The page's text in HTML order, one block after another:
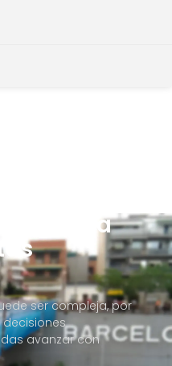
ser compleja, por
avanzar con